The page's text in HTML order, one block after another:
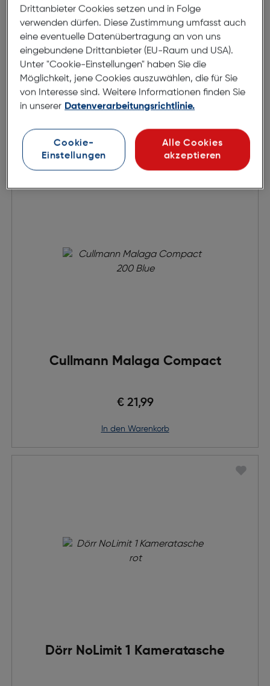
Cullmann Oslo Compact 200
Grau/Limette
€ 17,99
in den Warenkorb
Cullmann Malaga Compact
€ 21,99
in den Warenkorb
Dörr NoLimit 1 Kameratasche
Drittanbieter Cookies setzen und in Folge
verwenden dürfen. Diese Zustimmung umfasst auch
eine eventuelle Datenübertragung an von uns
eingebundene Drittanbieter (EU-Raum und USA).
Unter "Cookie-Einstellungen" haben Sie die
Möglichkeit, jene Cookies auszuwählen, die für Sie
von Interesse sind. Weitere Informationen finden Sie
in unserer Datenverarbeitungsrichtlinie.
Cookie-
Einstellungen
Alle Cookies
akzeptieren